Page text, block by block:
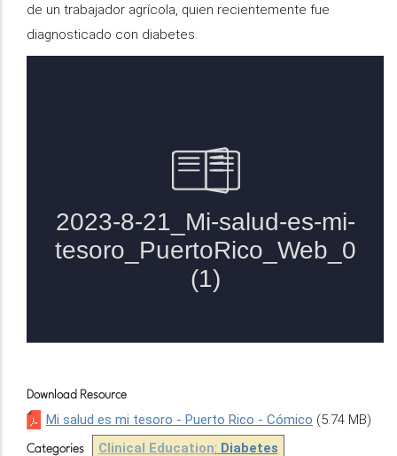
de un trabajador agrícola, quien recientemente fue
diagnosticado con diabetes.
Download Resource
Mi salud es mi tesoro - Puerto Rico - Cómico (5.74 MB)
Categories Clinical Education: Diabetes